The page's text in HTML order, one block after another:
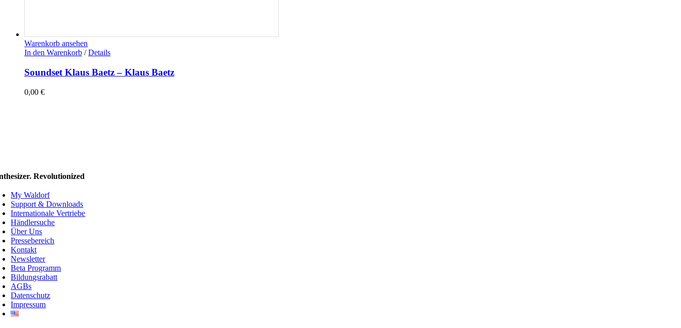
Warenkorb ansehen
In den Warenkorb / Details
Soundset Klaus Baetz – Klaus Baetz
0,00 €
Revolutionized
My Waldorf
Support & Downloads
Internationale Vertriebe
Händlersuche
Über Uns
Pressebereich
Kontakt
Newsletter
Beta Programm
Bildungsrabatt
AGBs
Datenschutz
Impressum